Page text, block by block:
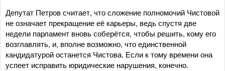
Депутат Петров считает, что сложение полномочий Чистовой
не означает прекращение её карьеры, ведь спустя две
недели парламент вновь соберётся, чтобы решить, кому его
возглавлять, и, вполне возможно, что единственной
кандидатурой останется Чистова. Если к тому времени она
успеет исправить юридические нарушения, конечно.